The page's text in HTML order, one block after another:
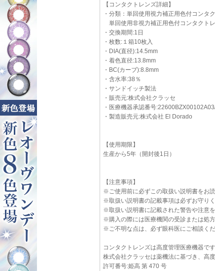
【コンタクトレンズ詳細】
・分類：単回使用視力補正用色付コンタ
単回使用非視力補正用色付コンタクト
・交換期間:1日
・枚数:１箱10枚入
・DIA(直径):14.5mm
・着色直径:13.8mm
・BC(カーブ):8.8mm
・含水率:38％
・サンドイッチ製法
・販売元:株式会社クラッセ
・医療機器承認番号
・製造販売元:株式会社 El Dorado
【使用期限】
生産から5年（開封後1日）
【注意事項】
※ご使用前に必ずこの取扱い説明書をお読
※取扱い説明書の記載事項は必ずお守りく
※取扱い説明書に記載された警告や注意
※購入の際には医療機関の受診または処
※ご不明な点は、必ず眼科医にご相談くだ
コンタクトレンズは高度管理医療機器です
株式会社クラッセは薬機法に基づき、高
許可番号:姫高 第 470 号